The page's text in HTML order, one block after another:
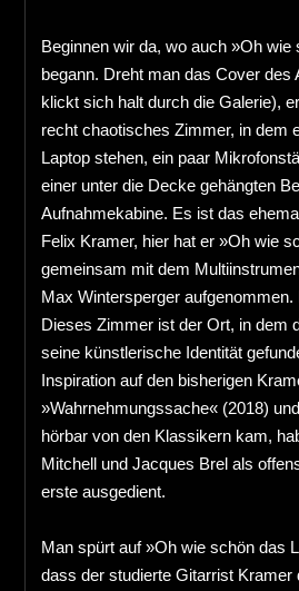
Beginnen wir da, wo auch »Oh wie
begann. Dreht man das Cover
klickt sich halt durch die Galerie),
recht chaotisches Zimmer, in dem
Laptop stehen, ein paar
einer unter die Decke gehängten
Aufnahmekabine. Es ist das
Felix Kramer, hier hat er »Oh wie
gemeinsam mit dem
Max Wintersperger
Dieses Zimmer ist der Ort, in dem
seine künstlerische Identität
Inspiration auf den bisherigen
»Wahrnehmungssache« (2018)
hörbar von den Klassikern kam,
Mitchell und Jacques Brel als
erste ausgedient.
Man spürt auf »Oh wie schön das
dass der studierte Gitarrist Kramer